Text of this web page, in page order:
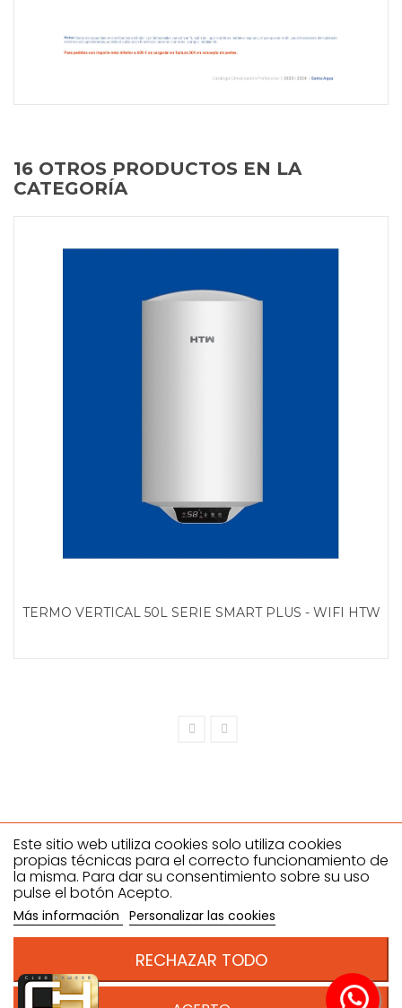
16 OTROS PRODUCTOS EN LA
CATEGORÍA
TERMO VERTICAL 50L SERIE SMART PLUS - WIFI HTW
Este sitio web utiliza cookies solo utiliza cookies
propias técnicas para el correcto funcionamiento de
la misma. Para dar su consentimiento sobre su uso
pulse el botón Acepto.
Más información Personalizar las cookies
RECHAZAR TODO
Climahostelería SL
Dirección: C/ ANTONIO NEVADO GONZALEZ, 27- 29, Polígono
industrial el Nevero 06006 - Badajoz , España. B06612386
Email: pedidos@climahosteleria.es
Condiciones de venta